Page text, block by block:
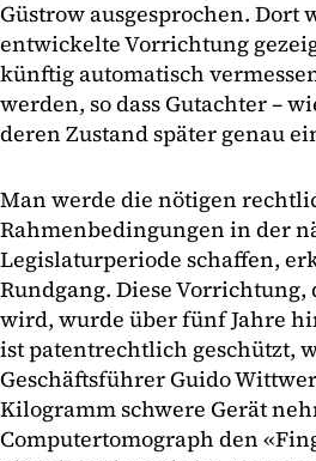
Güstrow ausgesprochen. Dort
entwickelte Vorrichtung
künftig automatisch
werden, so dass Gutachter –
deren Zustand später genau
Man werde die nötigen
Rahmenbedingungen in der
Legislaturperiode schaffen,
Rundgang. Diese Vorrichtung,
wird, wurde über fünf Jahre
ist patentrechtlich geschützt,
Geschäftsführer Guido Wittwer
Kilogramm schwere Gerät
Computertomograph den